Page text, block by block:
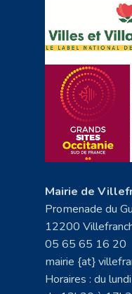
Mairie de
Promenade du
12200
05 65 65 16 20
mairie {at}
Horaires : du